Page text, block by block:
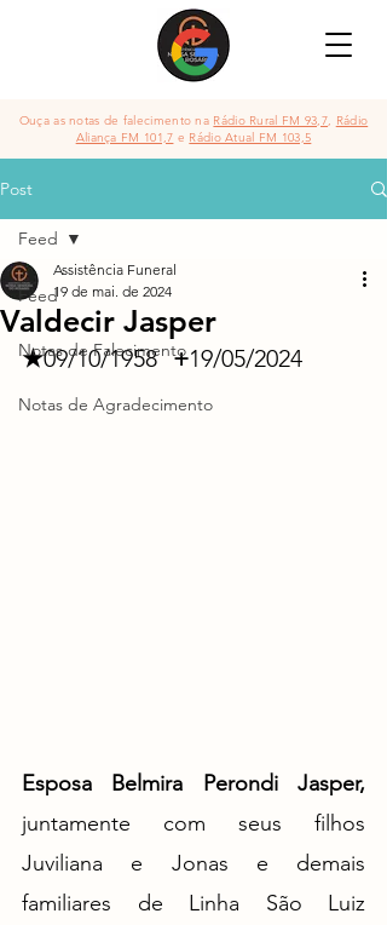
Ouça as notas de falecimento na Rádio Rural FM 93,7, Rádio
Aliança FM 101,7 e Rádio Atual FM 103,5
Post
Feed
Notas de Falecimento
Notas de Agradecimento
Feed
Valdecir Jasper
Assistência Funeral
19 de mai. de 2024
★ 09/10/1958 +19/05/2024
Esposa Belmira Perondi Jasper,
juntamente com seus filhos
Juviliana e Jonas e demais
familiares de Linha São Luiz